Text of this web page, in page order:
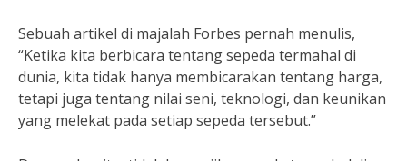
Sebuah artikel di majalah Forbes pernah menulis,
“Ketika kita berbicara tentang sepeda termahal di
dunia, kita tidak hanya membicarakan tentang harga,
tetapi juga tentang nilai seni, teknologi, dan keunikan
yang melekat pada setiap sepeda tersebut.”